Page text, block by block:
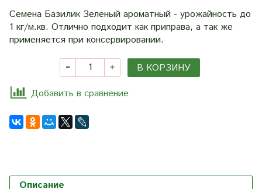
Семена Базилик Зеленый ароматный - урожайность до
1 кг/м.кв. Отлично подходит как приправа, а так же
применяется при консервировании.
В КОРЗИНУ
Добавить в сравнение
Описание